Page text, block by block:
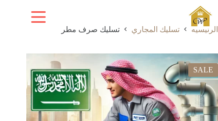
التجاوز
إلى
المحتوى
الرئيسية
تسليك المجاري تسليك صرف مطر
SALE